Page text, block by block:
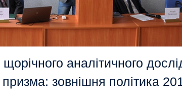
щорічного аналітичного
призма: зовнішня політика